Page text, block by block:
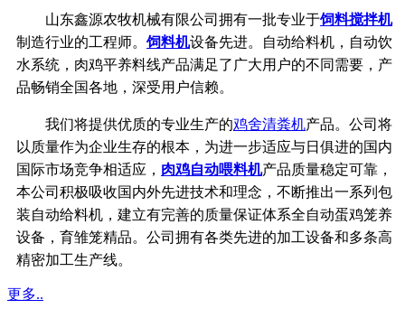
山东鑫源农牧机械有限公司拥有一批专业于饲料搅拌机
制造行业的工程师。饲料机设备先进。自动给料机，自动饮
水系统， 肉鸡平养料线产品满足了广大用户的不同需要，产
品畅销全国各地，深受用户信赖。
我们将提供优质的专业生产的鸡舍清粪机产品。公司将
以质量作为企业生存的根本， 为进一步适应与日俱进的国内
国际市场竞争相适应， 肉鸡自动喂料机产品质量稳定可靠，
本公司积极吸收国内外先进技术和理念，不断推出一系列包
装自动给料机，建立有完善的质量保证体系全自动蛋鸡笼养
设备，育雏笼精品。公司拥有各类先进的加工设备和多条高
精密加工生产线。
更多..